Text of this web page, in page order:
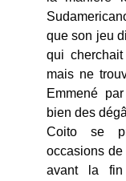
que son jeu
qui
mais ne
Emmené
bien des
Coito se
occasions de
avant la fin